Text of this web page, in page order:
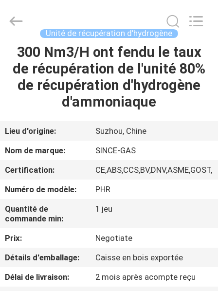
MAISON
PRODUITS
PROPOS
DE
NOUS
VISITE
DE
CONTRÔLE
QUALITÉ
Technology
Reserved.
Unité de récupération d'hydrogène
300 Nm3/H ont fendu le taux
de récupération de l'unité 80%
de récupération d'hydrogène
d'ammoniaque
Lieu d'origine:
Suzhou, Chine
Nom de marque:
SINCE-GAS
Certification:
CE,ABS,CCS,BV,DNV,ASME,GOST,
Numéro de modèle:
PHR
Quantité de
commande min:
1 jeu
Prix:
Negotiate
Détails d'emballage:
Caisse en bois exportée
Délai de livraison:
2 mois après acompte reçu